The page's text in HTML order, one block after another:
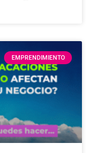
EMPRENDIMIENTO